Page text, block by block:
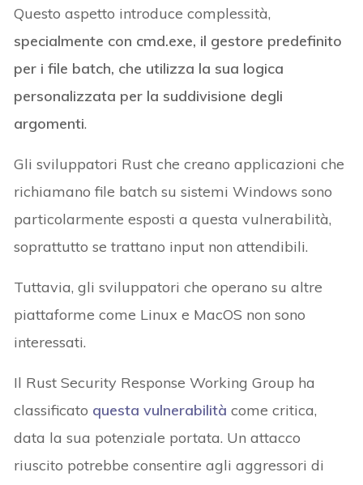
Questo aspetto introduce complessità,
specialmente con cmd.exe, il gestore predefinito
per i file batch, che utilizza la sua logica
personalizzata per la suddivisione degli
argomenti.
Gli sviluppatori Rust che creano applicazioni che
richiamano file batch su sistemi Windows sono
particolarmente esposti a questa vulnerabilità,
soprattutto se trattano input non attendibili.
Tuttavia, gli sviluppatori che operano su altre
piattaforme come Linux e MacOS non sono
interessati.
Il Rust Security Response Working Group ha
classificato questa vulnerabilità come critica,
data la sua potenziale portata. Un attacco
riuscito potrebbe consentire agli aggressori di